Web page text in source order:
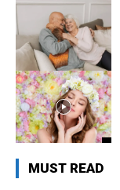
MUST READ